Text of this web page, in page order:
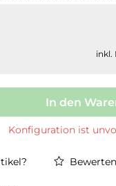
inkl.
In den
Konfiguration ist
Bewerten